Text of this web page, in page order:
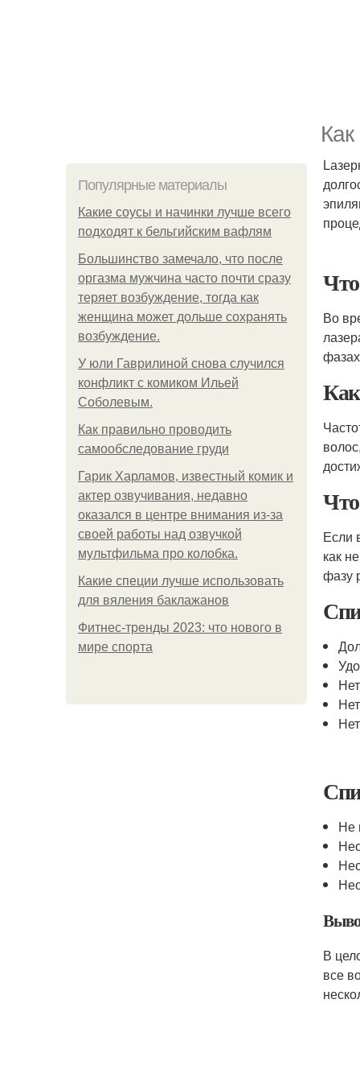
Популярные материалы
Какие соусы и начинки лучше всего
подходят к бельгийским вафлям
Большинство замечало, что после
оргазма мужчина часто почти сразу
теряет возбуждение, тогда как
женщина может дольше сохранять
возбуждение.
У юли Гаврилиной снова случился
конфликт с комиком Ильей
Соболевым.
Как правильно проводить
самообследование груди
Гарик Харламов, известный комик и
актер озвучивания, недавно
оказался в центре внимания из-за
своей работы над озвучкой
мультфильма про колобка.
Какие специи лучше использовать
для вяления баклажанов
Фитнес-тренды 2023: что нового в
мире спорта
Во
Если
как
фазу
Не
В
все